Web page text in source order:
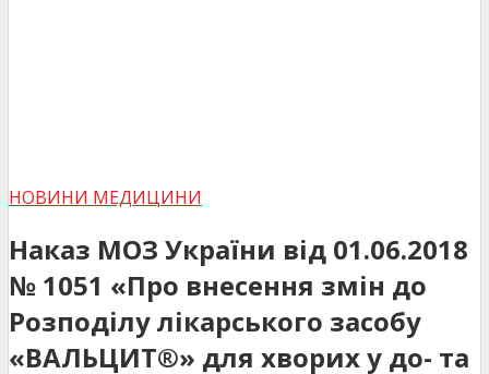
НОВИНИ МЕДИЦИНИ
Наказ МОЗ України від 01.06.2018
№ 1051 «Про внесення змін до
Розподілу лікарського засобу
«ВАЛЬЦИТ®» для хворих у до- та